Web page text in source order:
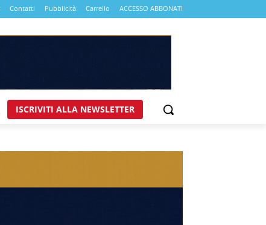
Contatti Pubblicità Carrello ACCESSO ABBONATI
ISCRIVITI ALLA NEWSLETTER